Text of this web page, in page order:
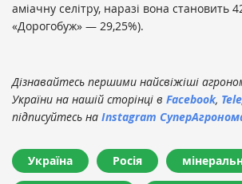
аміачну селітру, наразі вона становить
«Дорогобуж» — 29,25%).
Дізнавайтесь першими найсвіжіші
України на нашій сторінці в Facebook,
підписуйтесь на Instagram
Україна Росія